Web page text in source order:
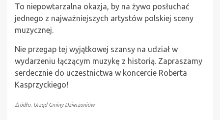
To niepowtarzalna okazja, by na żywo posłuchać
jednego z najważniejszych artystów polskiej sceny
muzycznej.
Nie przegap tej wyjątkowej szansy na udział w
wydarzeniu łączącym muzykę z historią. Zapraszamy
serdecznie do uczestnictwa w koncercie Roberta
Kasprzyckiego!
Źródło: Urząd Gminy Dzierżoniów